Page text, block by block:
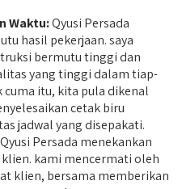
Waktu:Qyusi Persada
hasil pekerjaan. saya
bermutu tinggi dan
yang tinggi dalam tiap-
itu, kita pula dikenal
cetak biru
jadwal yang disepakati.
Qyusi Persada menekankan
kami mencermati oleh
klien, bersama memberikan